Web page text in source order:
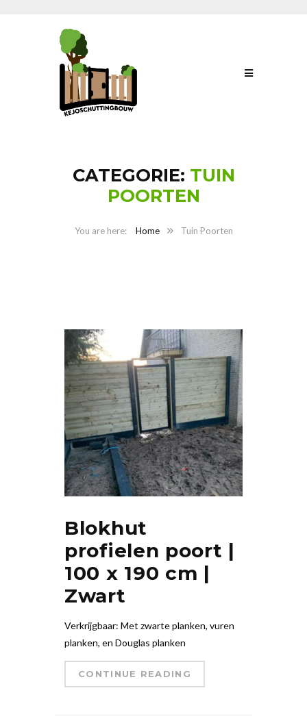
CATEGORIE: TUIN
POORTEN
Home Tuin Poorten
Blokhut
profielen poort |
100 x 190 cm |
Zwart
Verkrijgbaar: Met zwarte planken, vuren
planken, en Douglas planken
CONTINUE READING